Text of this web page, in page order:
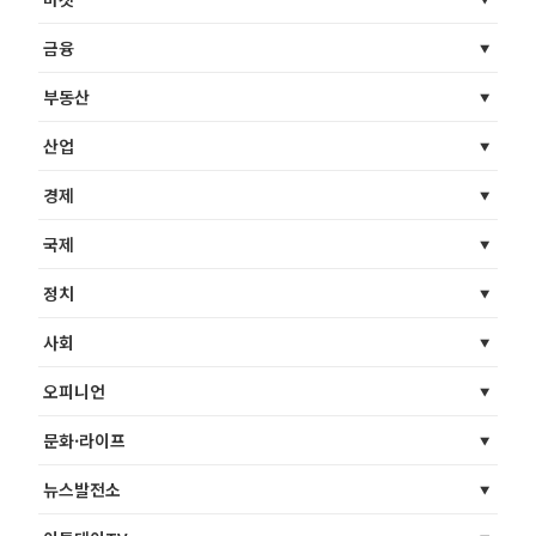
금융
부동산
산업
경제
국제
정치
사회
오피니언
문화·라이프
뉴스발전소